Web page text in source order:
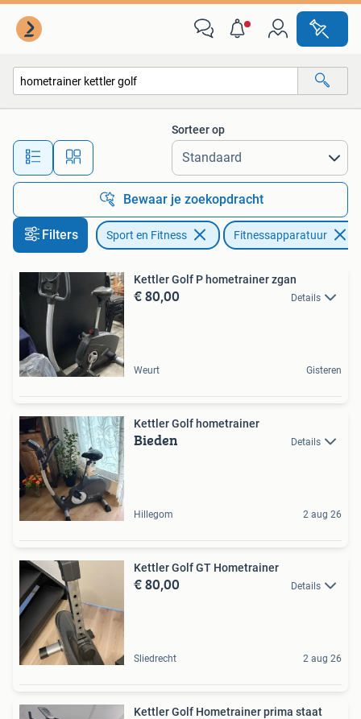
Alle afstanden…
Sorteer op
Bewaar je zoekopdracht
Filters Sport en Fitness Fitnessapparatuur
Kettler Golf P hometrainer zgan
€ 80,00 Details
Weurt Gisteren
Kettler Golf hometrainer
Bieden Details
Hillegom 2 aug 26
Kettler Golf GT Hometrainer
€ 80,00 Details
Sliedrecht 2 aug 26
Kettler Golf Hometrainer prima staat